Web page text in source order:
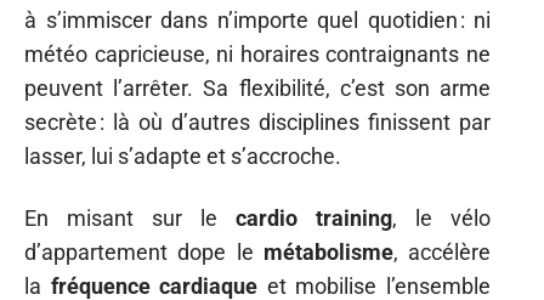
à s’immiscer dans n’importe quel quotidien : ni
météo capricieuse, ni horaires contraignants ne
peuvent l’arrêter. Sa flexibilité, c’est son arme
secrète : là où d’autres disciplines finissent par
lasser, lui s’adapte et s’accroche.
En misant sur le cardio training, le vélo
d’appartement dope le métabolisme, accélère
la fréquence cardiaque et mobilise l’ensemble